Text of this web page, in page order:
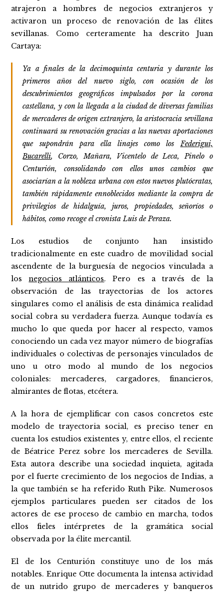
atrajeron a hombres de negocios extranjeros y
activaron un proceso de renovación de las élites
sevillanas. Como certeramente ha descrito Juan
Cartaya:
Ya a finales de la decimoquinta centuria y durante los
primeros años del nuevo siglo, con ocasión de los
descubrimientos geográficos impulsados por la corona
castellana, y con la llegada a la ciudad de diversas familias
de mercaderes de origen extranjero, la aristocracia sevillana
continuará su renovación gracias a las nuevas aportaciones
que supondrán para ella linajes como losFederigui,
Bucarelli, Corzo, Mañara, Vicentelo de Leca, Pinelo o
Centurión, consolidando con ellos unos cambios que
asociarían a la nobleza urbana con estos nuevos plutócratas,
también rápidamente ennoblecidos mediante la compra de
privilegios de hidalguía, juros, propiedades, señoríos o
hábitos, como recoge el cronista Luis de Peraza.
Los estudios de conjunto han insistido
tradicionalmente en este cuadro de movilidad social
ascendente de la burguesía de negocios vinculada a
losnegocios atlánticos. Pero es a través de la
observación de las trayectorias de los actores
singulares como el análisis de esta dinámica realidad
social cobra su verdadera fuerza. Aunque todavía es
mucho lo que queda por hacer al respecto, vamos
conociendo un cada vez mayor número de biografías
individuales o colectivas de personajes vinculados de
uno u otro modo al mundo de los negocios
coloniales: mercaderes, cargadores, financieros,
almirantes de flotas, etcétera.
A la hora de ejemplificar con casos concretos este
modelo de trayectoria social, es preciso tener en
cuenta los estudios existentes y, entre ellos, el reciente
de Béatrice Perez sobre los mercaderes de Sevilla.
Esta autora describe una sociedad inquieta, agitada
por el fuerte crecimiento de los negocios de Indias, a
la que también se ha referido Ruth Pike. Numerosos
ejemplos particulares pueden ser citados de los
actores de ese proceso de cambio en marcha, todos
ellos fieles intérpretes de la gramática social
observada por la élite mercantil.
El de los Centurión constituye uno de los más
notables. Enrique Otte documenta la intensa actividad
de un nutrido grupo de mercaderes y banqueros